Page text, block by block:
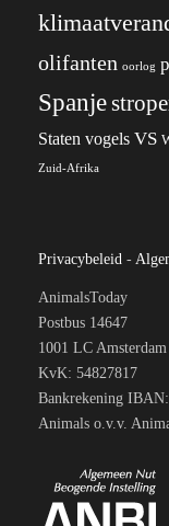
olifanten oorlog
Spanje
Staten vogels VS
Zuid-Afrika
Privacybeleid -
AnimalsToday
Postbus 14647
1001 LC Amsterdam
KvK: 54827817
Bankrekening
Animals o.v.v.